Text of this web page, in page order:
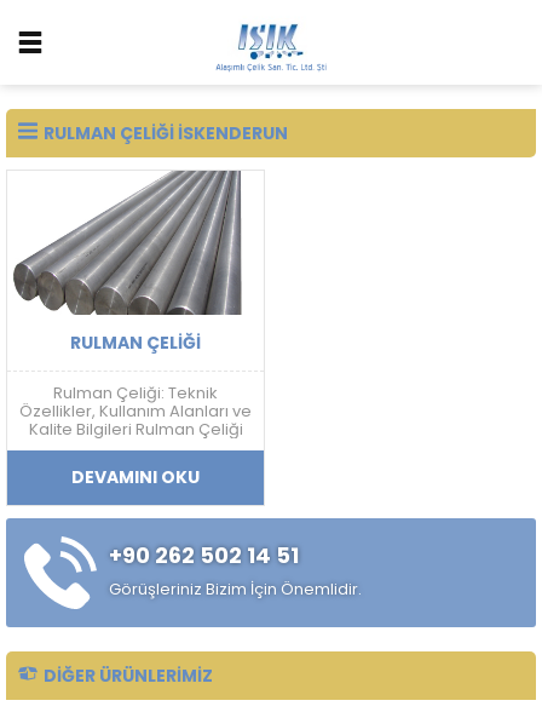
RULMAN ÇELIĞI ISKENDERUN
RULMAN ÇELIĞI
Rulman Çeliği: Teknik
Özellikler, Kullanım Alanları ve
Kalite Bilgileri Rulman Çeliği
Nedir? Rulman çeliği; yüksek
sertlik, aşınma dayanımı,
yorulma direnci ve boyutsal
kararlılık gerektiren
uygulamalarda kullanılan
yüksek karbonlu krom
alaşımlı özel çelik türüdür.
Özellikle rulman, bilya,
makaralı rulman elemanları,
DEVAMINI OKU
+90 262 502 14 51
Görüşleriniz Bizim İçin Önemlidir.
DIĞER ÜRÜNLERIMIZ